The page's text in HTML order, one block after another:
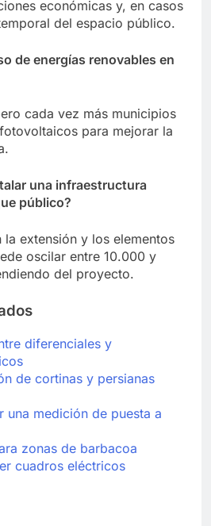
económicas y, en casos
del espacio público.
de energías renovables en
cada vez más municipios
para mejorar la
una infraestructura
público?
la extensión y los elementos
oscilar entre 10.000 y
del proyecto.
diferenciales y
de cortinas y persianas
una medición de puesta a
zonas de barbacoa
cuadros eléctricos